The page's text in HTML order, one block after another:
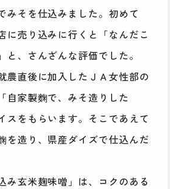
みそを仕込みました。初めて
に売り込みに行くと「なんだこ
と、さんざんな評価でした。
農直後に加入したＪＡ女性部の
自家製麴で、みそ造りした
スをもらいます。そこであえて
を造り、県産ダイズで仕込んだ
玄米麹味噌」は、コクのある